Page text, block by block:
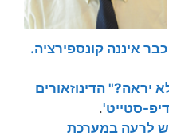
איננה קונספירציה.
יראה?" הדינוזאורים
סטייט'.
לרעה במערכת